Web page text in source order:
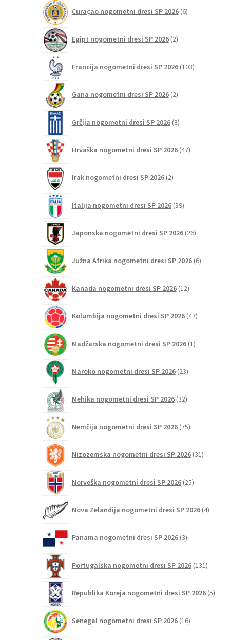
Curaçao nogometni dresi SP 2026 6izdelkov
Egipt nogometni dresi SP 2026 2izdelka
Francija nogometni dresi SP 2026 103izdelki
Gana nogometni dresi SP 2026 2izdelka
Grčija nogometni dresi SP 2026 8izdelkov
Hrvaška nogometni dresi SP 2026 47izdelkov
Irak nogometni dresi SP 2026 2izdelka
Italija nogometni dresi SP 2026 39izdelkov
Japonska nogometni dresi SP 2026 26izdelkov
Južna Afrika nogometni dresi SP 2026 6izdelkov
Kanada nogometni dresi SP 2026 12izdelkov
Kolumbija nogometni dresi SP 2026 47izdelkov
Madžarska nogometni dresi SP 2026 1izdelek
Maroko nogometni dresi SP 2026 23izdelkov
Mehika nogometni dresi SP 2026 32izdelkov
Nemčija nogometni dresi SP 2026 75izdelkov
Nizozemska nogometni dresi SP 2026 31izdelkov
Norveška nogometni dresi SP 2026 25izdelkov
Nova Zelandija nogometni dresi SP 2026 4izdelki
Panama nogometni dresi SP 2026 3izdelki
Portugalska nogometni dresi SP 2026 131
Republika Koreja nogometni dresi SP 2026 5
Senegal nogometni dresi SP 2026 16izdelkov